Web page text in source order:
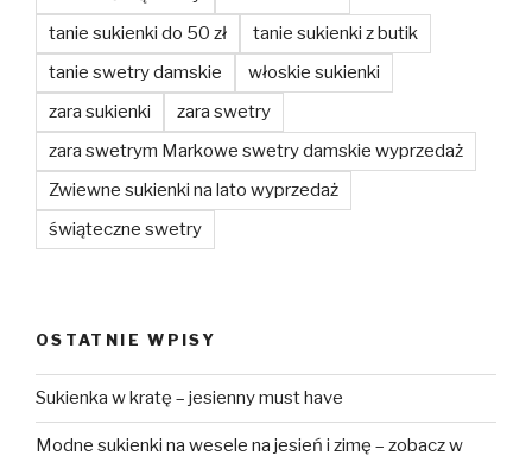
tanie sukienki do 50 zł
tanie sukienki z butik
tanie swetry damskie
włoskie sukienki
zara sukienki
zara swetry
zara swetrym Markowe swetry damskie wyprzedaż
Zwiewne sukienki na lato wyprzedaż
świąteczne swetry
OSTATNIE WPISY
Sukienka w kratę – jesienny must have
Modne sukienki na wesele na jesień i zimę – zobacz w